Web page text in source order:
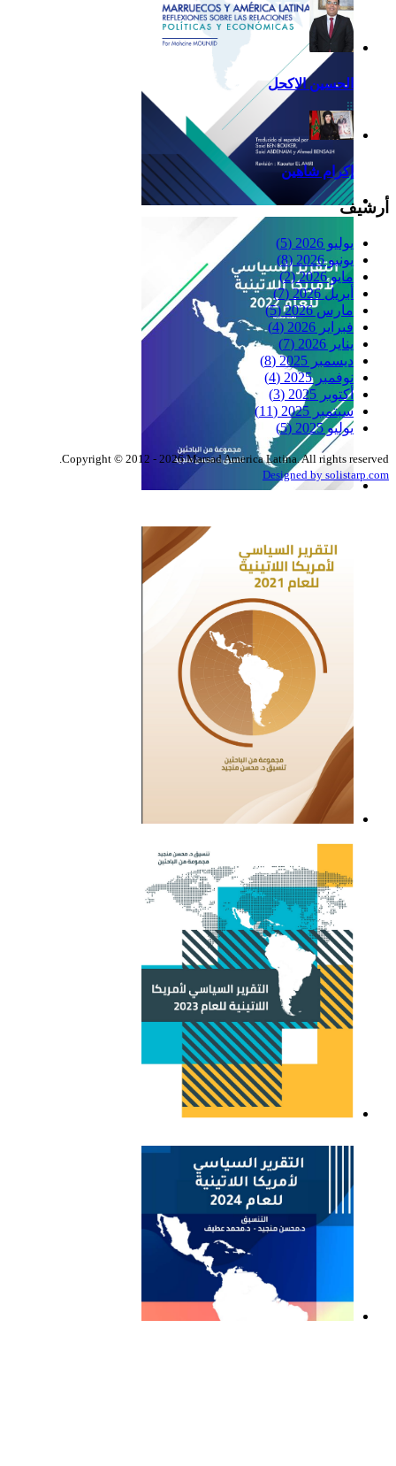
Reflexiones
اللاتينية للعام 2023
الحسين الاكحل
إكرام شاهين
أرشيف
يوليو 2026
(5)
يونيو 2026
(8)
مايو 2026
(2)
أبريل 2026
(7)
مارس 2026
(5)
فبراير 2026
(4)
يناير 2026
(7)
ديسمبر 2025
(8)
نوفمبر 2025
(4)
أكتوبر 2025
(3)
سبتمبر 2025
(11)
يوليو 2025
(5)
Copyright © 2012 - 2026 Marsad America Latina. All rights reserved.
Designed by solistarp.com